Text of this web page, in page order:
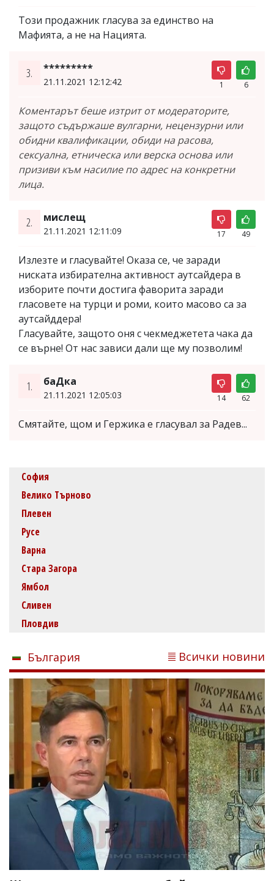
Този продажник гласува за единство на
Мафията, а не на Нацията.
3. *********
21.11.2021 12:12:42 1 6
Коментарът беше изтрит от модераторите,
защото съдържаше вулгарни, нецензурни или
обидни квалификации, обиди на расова,
сексуална, етническа или верска основа или
призиви към насилие по адрес на конкретни
лица.
2. мислещ
21.11.2021 12:11:09 17 49
Излезте и гласувайте! Оказа се, че заради
ниската избирателна активност аутсайдера в
изборите почти достига фаворита заради
гласовете на турци и роми, които масово са за
аутсайддера!
Гласувайте, защото оня с чекмеджетета чака да
се върне! От нас зависи дали ще му позволим!
1. баДка
21.11.2021 12:05:03 14 62
Смятайте, щом и Гержика е гласувал за Радев...
София
Велико Търново
Плевен
Русе
Варна
Стара Загора
Ямбол
Сливен
Пловдив
България Всички новини